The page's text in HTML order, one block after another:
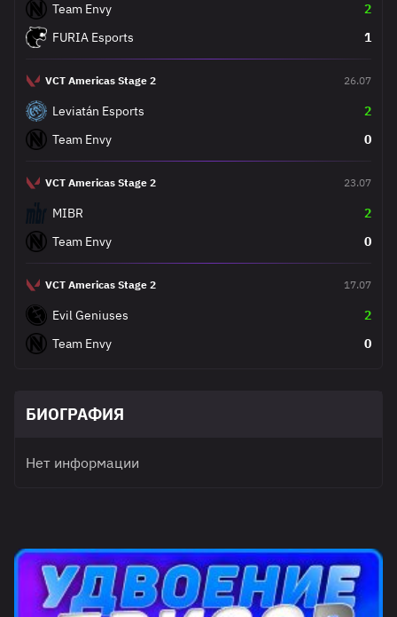
Team Envy
2
FURIA Esports
1
VCT Americas Stage 2 26.07
Leviatán Esports
2
Team Envy
0
VCT Americas Stage 2 23.07
MIBR
2
Team Envy
0
VCT Americas Stage 2 17.07
Evil Geniuses
2
Team Envy
0
БИОГРАФИЯ
Нет информации